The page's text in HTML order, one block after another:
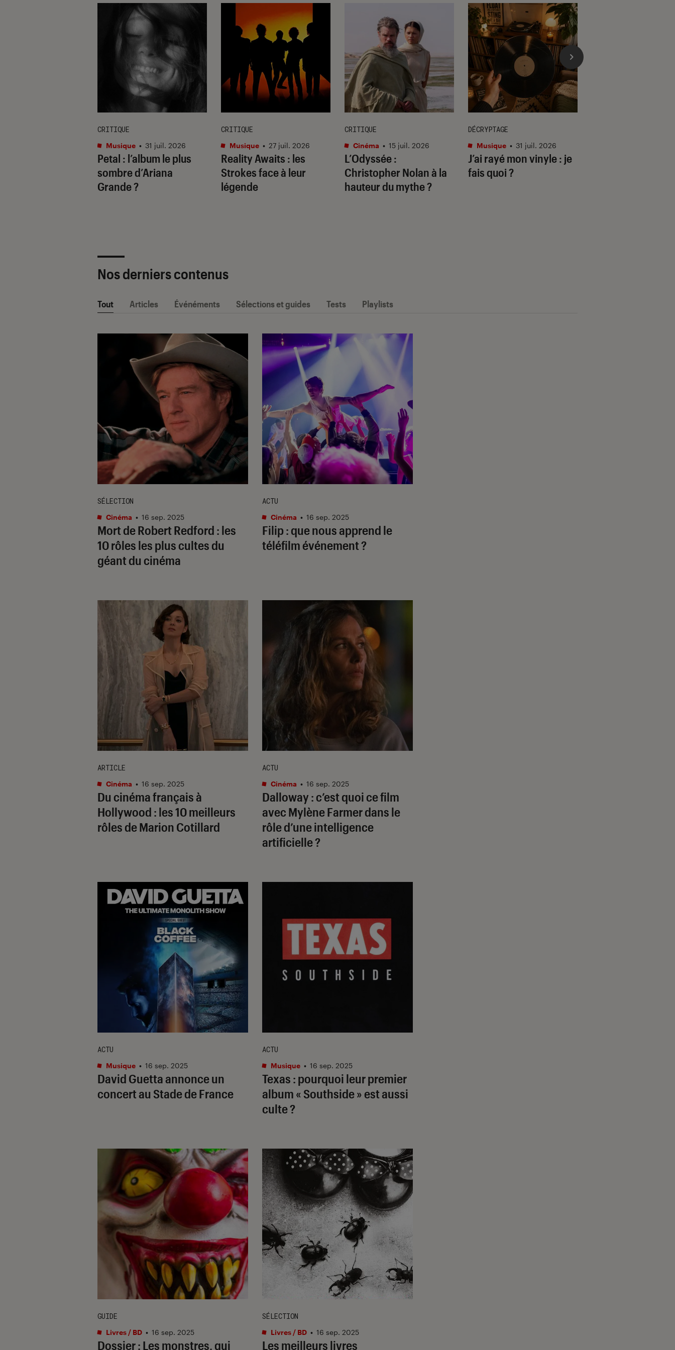
Petal : l’album le plus
sombre d’Ariana
Grande ?
CRITIQUE
Musique • 31 juil. 2026
Reality Awaits : les
Strokes face à leur
légende
CRITIQUE
Musique • 27 juil. 2026
L’Odyssée:
Christopher Nolan à la
hauteur du mythe ?
CRITIQUE
Cinéma • 15 juil. 2026
J’ai rayé mon vinyle : je
fais quoi ?
DÉCRYPTAGE
Musique • 31 juil. 2026
Nos derniers contenus
Tout Articles Événéments Sélections et guides Tests Playlists
Mort de Robert Redford : les
10 rôles les plus cultes du
géant du cinéma
SÉLECTION
Cinéma • 16 sep. 2025
Filip : que nous apprend le
téléfilm événement ?
ACTU
Cinéma • 16 sep. 2025
Du cinéma français à
Hollywood : les 10 meilleurs
rôles de Marion Cotillard
ARTICLE
Cinéma • 16 sep. 2025
Dalloway : c’est quoi ce film
avec Mylène Farmer dans le
rôle d’une intelligence
artificielle ?
ACTU
Cinéma • 16 sep. 2025
David Guetta annonce un
concert au Stade de France
ACTU
Musique • 16 sep. 2025
Texas : pourquoi leur premier
album « Southside » est aussi
culte ?
ACTU
Musique • 16 sep. 2025
Dossier : Les monstres, qui
GUIDE
Livres / BD • 16 sep. 2025
Les meilleurs livres
SÉLECTION
Livres / BD • 16 sep. 2025